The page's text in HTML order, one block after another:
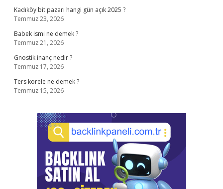
Kadıköy bit pazarı hangi gün açık 2025 ?
Temmuz 23, 2026
Babek ismi ne demek ?
Temmuz 21, 2026
Gnostik inanç nedir ?
Temmuz 17, 2026
Ters korele ne demek ?
Temmuz 15, 2026